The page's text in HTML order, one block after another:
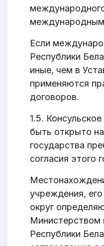
Если
Республики
иные, чем в
применяются
договоров.
1.5.
быть открыто
государства
согласия этого
учреждения, его
округ
Министерством
Республики